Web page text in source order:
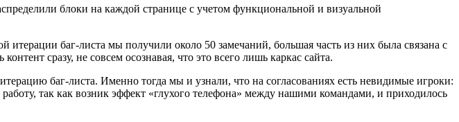
блоки на каждой странице с учетом функциональной и визуальной
баг-листа мы получили около 50 замечаний, большая часть из них была связана с
сразу, не совсем осознавая, что это всего лишь каркас сайта.
баг-листа. Именно тогда мы и узнали, что на согласованиях есть невидимые игроки:
так как возник эффект «глухого телефона» между нашими командами, и приходилось